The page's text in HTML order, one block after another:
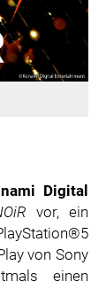
Digital
vor, ein
von Sony
einen